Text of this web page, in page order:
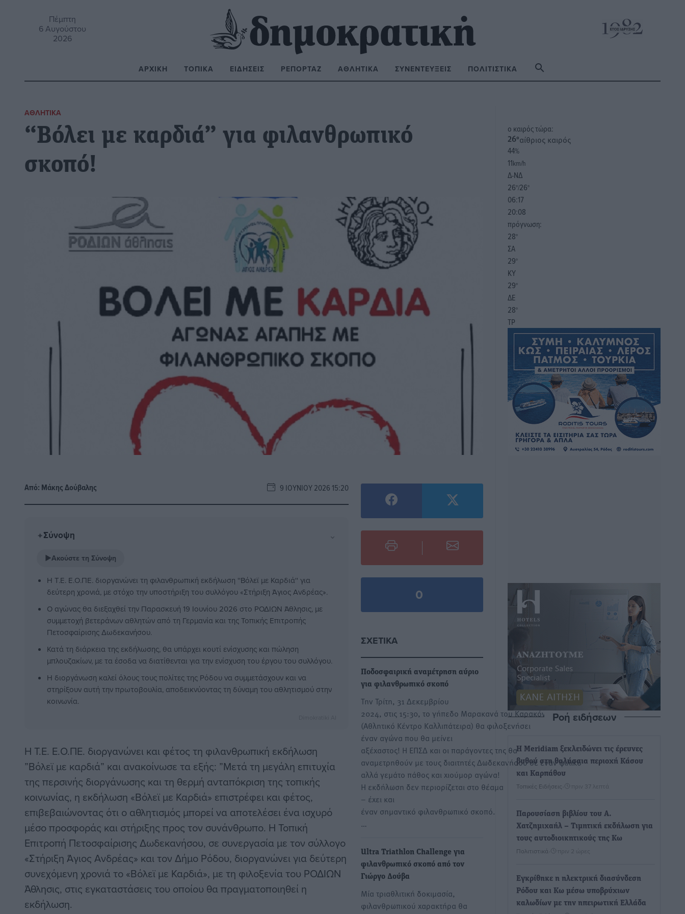
Πέμπτη
6 Αυγούστου
2026
ΑΡΧΙΚΉ ΤΟΠΙΚΆ ΕΙΔΉΣΕΙΣ ΡΕΠΟΡΤΆΖ ΑΘΛΗΤΙΚΆ ΣΥΝΕΝΤΕΎΞΕΙΣ ΠΟΛΙΤΙΣΤΙΚΆ
ΑΘΛΗΤΙΚΆ
“Βόλει με καρδιά” για φιλανθρωπικό
σκοπό!
Από: Μάκης Δούβαλης 9 ΙΟΥΝΊΟΥ 2026 15:20
✦Σύνοψη ⌄
▶Ακούστε τη Σύνοψη
Η Τ.Ε. Ε.Ο.ΠΕ. διοργανώνει τη φιλανθρωπική εκδήλωση ''Βόλεϊ με Καρδιά'' για
δεύτερη χρονιά, με στόχο την υποστήριξη του συλλόγου «Στήριξη Άγιος Ανδρέας».
Ο αγώνας θα διεξαχθεί την Παρασκευή 19 Ιουνίου 2026 στο ΡΟΔΙΩΝ Άθλησις, με
συμμετοχή βετεράνων αθλητών από τη Γερμανία και της Τοπικής Επιτροπής
Πετοσφαίρισης Δωδεκανήσου.
Κατά τη διάρκεια της εκδήλωσης, θα υπάρχει κουτί ενίσχυσης και πώληση
μπλουζακίων, με τα έσοδα να διατίθενται για την ενίσχυση του έργου του συλλόγου.
Η διοργάνωση καλεί όλους τους πολίτες της Ρόδου να συμμετάσχουν και να
στηρίξουν αυτή την πρωτοβουλία, αποδεικνύοντας τη δύναμη του αθλητισμού στην
κοινωνία.
Η Τ.Ε. Ε.Ο.ΠΕ. διοργανώνει και φέτος τη φιλανθρωπική εκδήλωση
”Βόλεϊ με καρδιά” και ανακοίνωσε τα εξής: ”Μετά τη μεγάλη επιτυχία
της περσινής διοργάνωσης και τη θερμή ανταπόκριση της τοπικής
κοινωνίας, η εκδήλωση «Βόλεϊ με Καρδιά» επιστρέφει και φέτος,
επιβεβαιώνοντας ότι ο αθλητισμός μπορεί να αποτελέσει ένα ισχυρό
μέσο προσφοράς και στήριξης προς τον συνάνθρωπο. Η Τοπική
Επιτροπή Πετοσφαίρισης Δωδεκανήσου, σε συνεργασία με τον σύλλογο
«Στήριξη Άγιος Ανδρέας» και τον Δήμο Ρόδου, διοργανώνει για δεύτερη
συνεχόμενη χρονιά το «Βόλεϊ με Καρδιά», με τη φιλοξενία του ΡΟΔΙΩΝ
Άθλησις, στις εγκαταστάσεις του οποίου θα πραγματοποιηθεί η
εκδήλωση.
0
ΣΧΕΤΙΚΆ
Ποδοσφαιρική αναμέτρηση αύριο
για φιλανθρωπικό σκοπό
Την Τρίτη, 31 Δεκεμβρίου
2024, στις 15:30, το γήπεδο Μαρακανά του Καρακόνερου
(Αθλητικό Κέντρο Καλλιπάτειρα) θα φιλοξενήσει
έναν αγώνα που θα μείνει
αξέχαστος! Η ΕΠΣΔ και οι παράγοντες της θα
αναμετρηθούν με τους διαιτητές Δωδεκανήσου σε έναν φιλικό
αλλά γεμάτο πάθος και χιούμορ αγώνα!
Η εκδήλωση δεν περιορίζεται στο θέαμα
– έχει και
έναν σημαντικό φιλανθρωπικό σκοπό.
…
Ultra Triathlon Challenge για
φιλανθρωπικό σκοπό από τον
Γιώργο Δούβα
Μία τριαθλιτική δοκιμασία,
φιλανθρωπικού χαρακτήρα θα
o καιρός τώρα:
26°αίθριος καιρός
44%
11km/h
Δ-ΝΔ
26°/26°
06:17
20:08
πρόγνωση:
28°
ΣΑ
29°
ΚΥ
29°
ΔΕ
28°
ΤΡ
Ροή ειδήσεων
Η Meridiam ξεκλειδώνει τις έρευνες
βυθού στη θαλάσσια περιοχή Κάσου
και Καρπάθου
Τοπικές Ειδήσεις πριν 37 λεπτά
Παρουσίαση βιβλίου του Α.
Χατζημιχαήλ – Τιμητική εκδήλωση για
τους αυτοδιοικητικούς της Κω
Πολιτιστικά πριν 2 ώρες
Εγκρίθηκε η ηλεκτρική διασύνδεση
Ρόδου και Κω μέσω υποβρύχιων
καλωδίων με την ηπειρωτική Ελλάδα